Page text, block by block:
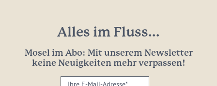
Alles im Fluss...
Mosel im Abo: Mit unserem Newsletter
keine Neuigkeiten mehr verpassen!
Ihre